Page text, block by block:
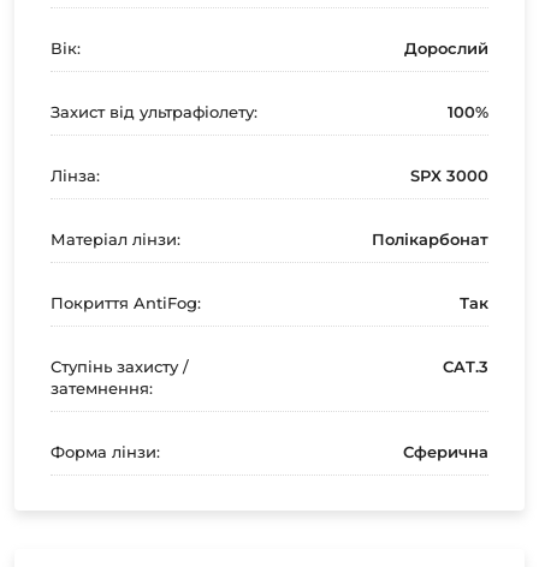
Вік: Дорослий
Захист від ультрафіолету: 100%
Лінза: SPX 3000
Матеріал лінзи: Полікарбонат
Покриття AntiFog: Так
Ступінь захисту /
затемнення:
CAT.3
Форма лінзи: Сферична